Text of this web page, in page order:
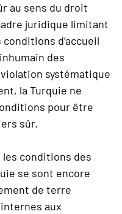
au sens du droit
juridique limitant
conditions d’accueil
des
systématique
la Turquie ne
pour être
sûr.
les conditions des
se sont encore
de terre
aux